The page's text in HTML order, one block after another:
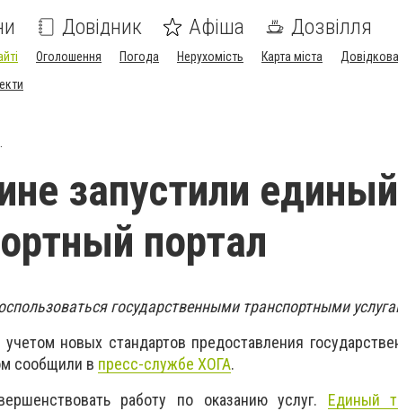
Довідник Афіша Дозвілля
Оголошення Погода Нерухомість Карта міста Довідкова
запустили единый
портал
государственными транспортными
новых стандартов предоставления
сообщили в пресс-службе ХОГА.
работу по оказанию услуг. Единый